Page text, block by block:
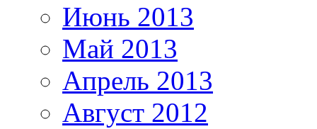
Июнь 2013
Май 2013
Апрель 2013
Август 2012